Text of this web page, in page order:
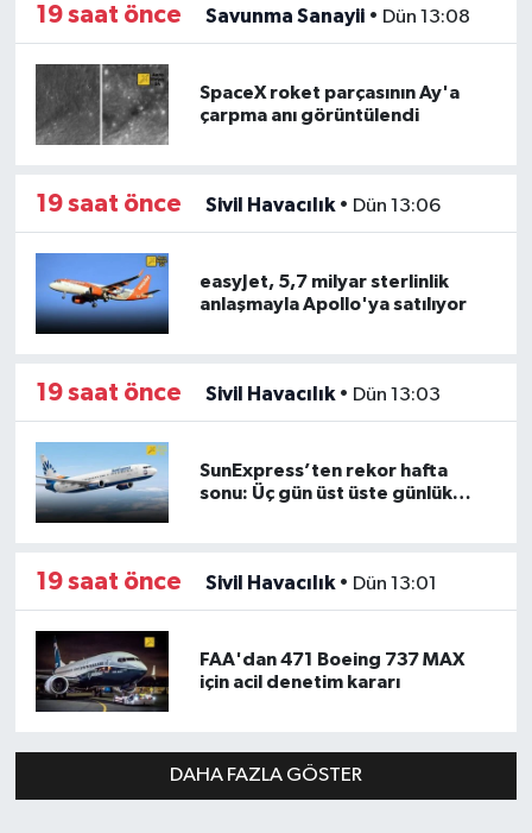
19 saat önce Savunma Sanayii• Dün 13:08
SpaceX roket parçasının Ay'a
çarpma anı görüntülendi
19 saat önce Sivil Havacılık• Dün 13:06
easyJet, 5,7 milyar sterlinlik
anlaşmayla Apollo'ya satılıyor
19 saat önce Sivil Havacılık• Dün 13:03
SunExpress’ten rekor hafta
sonu: Üç gün üst üste günlük
19 saat önce Sivil Havacılık• Dün 13:01
FAA'dan 471 Boeing 737 MAX
için acil denetim kararı
DAHA FAZLA GÖSTER